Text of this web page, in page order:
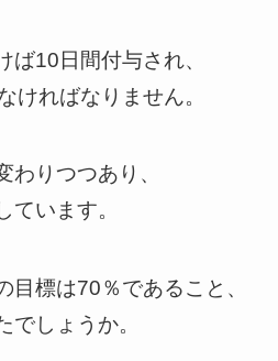
ば10日間付与され、
ければなりません。
わりつつあり、
ています。
目標は70％であること、
でしょうか。